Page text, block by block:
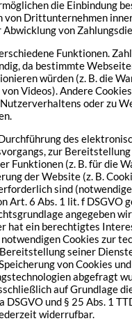
die Einbindung
von Drittunternehmen
Abwicklung von
Funktionen.
da bestimmte
würden (z. B. die
Videos). Andere
oder zu
des
zur
Funktionen (z. B. für die
der Website (z. B.
sind
Art. 6 Abs. 1 lit. f DSGVO
angegeben
hat ein berechtigtes
Cookies zur
seiner
von Cookies
abgefragt
auf Grundlage
DSGVO und § 25 Abs. 1
widerrufbar.